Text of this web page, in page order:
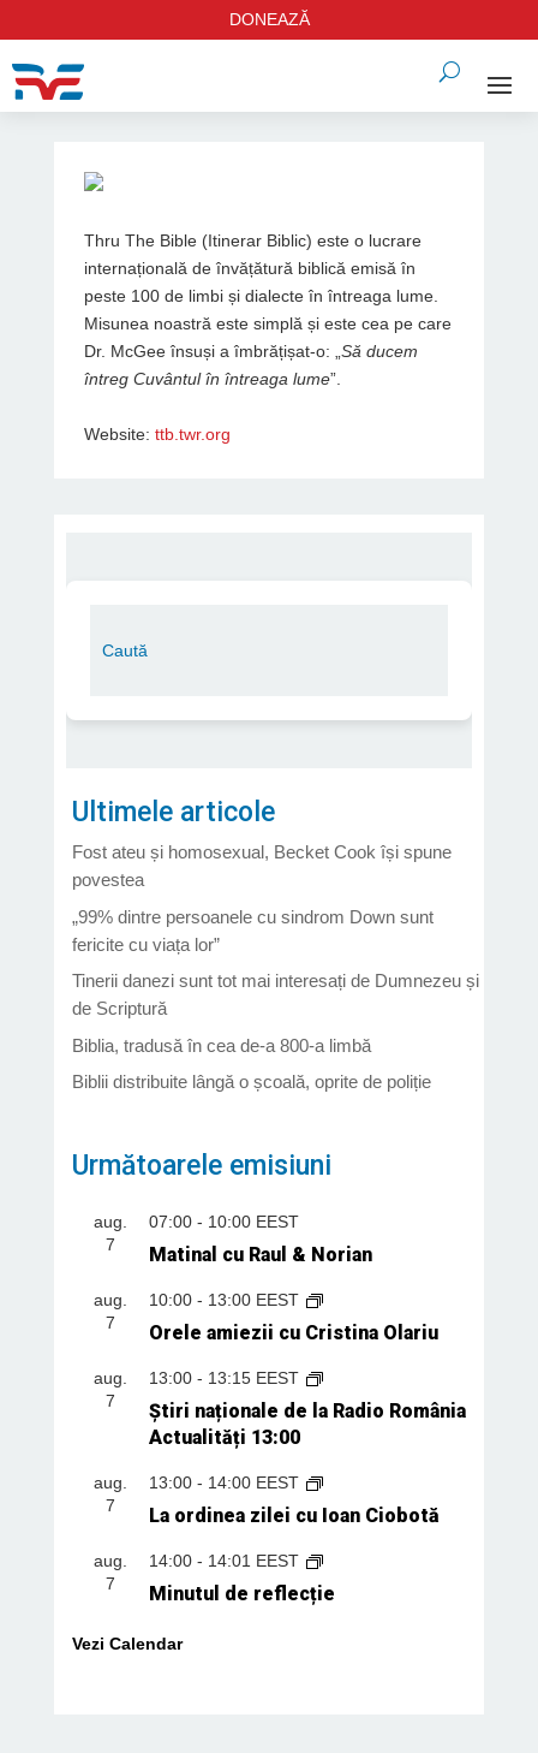
DONEAZĂ
Thru The Bible (Itinerar Biblic) este o lucrare
internațională de învățătură biblică emisă în
peste 100 de limbi și dialecte în întreaga lume.
Misunea noastră este simplă și este cea pe care
Dr. McGee însuși a îmbrățișat-o: „ Să ducem
întreg Cuvântul în întreaga lume”.
Website: ttb.twr.org
Ultimele articole
Fost ateu și homosexual, Becket Cook își spune
povestea
„99% dintre persoanele cu sindrom Down sunt
fericite cu viața lor”
Tinerii danezi sunt tot mai interesați de Dumnezeu și
de Scriptură
Biblia, tradusă în cea de-a 800-a limbă
Biblii distribuite lângă o școală, oprite de poliție
Următoarele emisiuni
aug.
7
07:00- 10:00 EEST
Matinal cu Raul & Norian
aug.
7
10:00- 13:00 EEST
Orele amiezii cu Cristina Olariu
aug.
7
13:00- 13:15 EEST
Știri naționale de la Radio România
Actualități 13:00
aug.
7
13:00- 14:00 EEST
La ordinea zilei cu Ioan Ciobotă
aug.
7
14:00- 14:01 EEST
Minutul de reflecție
Vezi Calendar